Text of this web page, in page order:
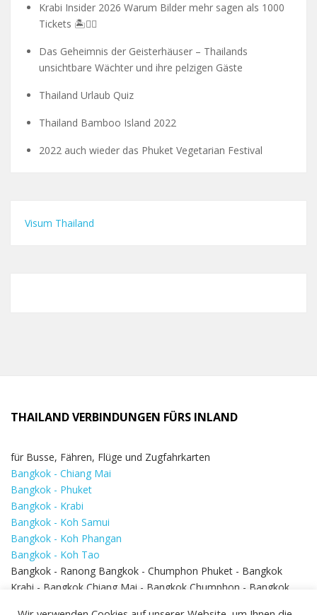
Krabi Insider 2026 Warum Bilder mehr sagen als 1000
Tickets 🏝️🧗‍♂️
Das Geheimnis der Geisterhäuser – Thailands
unsichtbare Wächter und ihre pelzigen Gäste
Thailand Urlaub Quiz
Thailand Bamboo Island 2022
2022 auch wieder das Phuket Vegetarian Festival
Visum Thailand
THAILAND VERBINDUNGEN FÜRS INLAND
für Busse, Fähren, Flüge und Zugfahrkarten
Bangkok - Chiang Mai
Bangkok - Phuket
Bangkok - Krabi
Bangkok - Koh Samui
Bangkok - Koh Phangan
Bangkok - Koh Tao
Bangkok - Ranong Bangkok - Chumphon Phuket - Bangkok
Krabi - Bangkok Chiang Mai - Bangkok Chumphon - Bangkok